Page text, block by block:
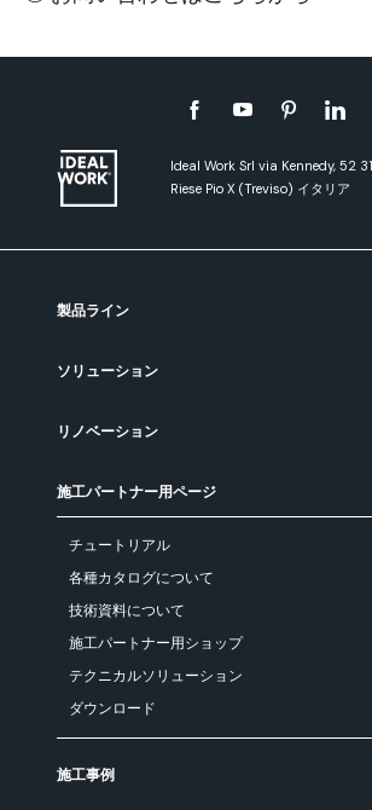
Ideal Work Srl via Kennedy, 52
Riese Pio X (Treviso) イタリア
製品ライン
ソリューション
リノベーション
施工パートナー用ページ
チュートリアル
各種カタログについて
技術資料について
施工パートナー用ショップ
テクニカルソリューション
ダウンロード
施工事例